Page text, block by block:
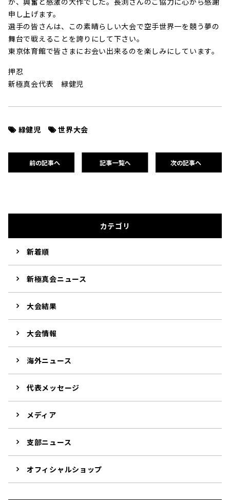
申し上げます。
選手の皆さんは、この素晴らしい大会で空手世界一を競う夢の
舞台で戦えることを誇りにして下さい。
東京体育館で皆さまにお会い出来るのを楽しみにしています。
押忍
新極真会代表 緑健児
緑健児 世界大会
前の記事へ 記事一覧へ 次の記事へ
カテゴリ
新着順
新極真会ニュース
大会結果
大会情報
海外ニュース
代表メッセージ
メディア
支部ニュース
オフィシャルショップ